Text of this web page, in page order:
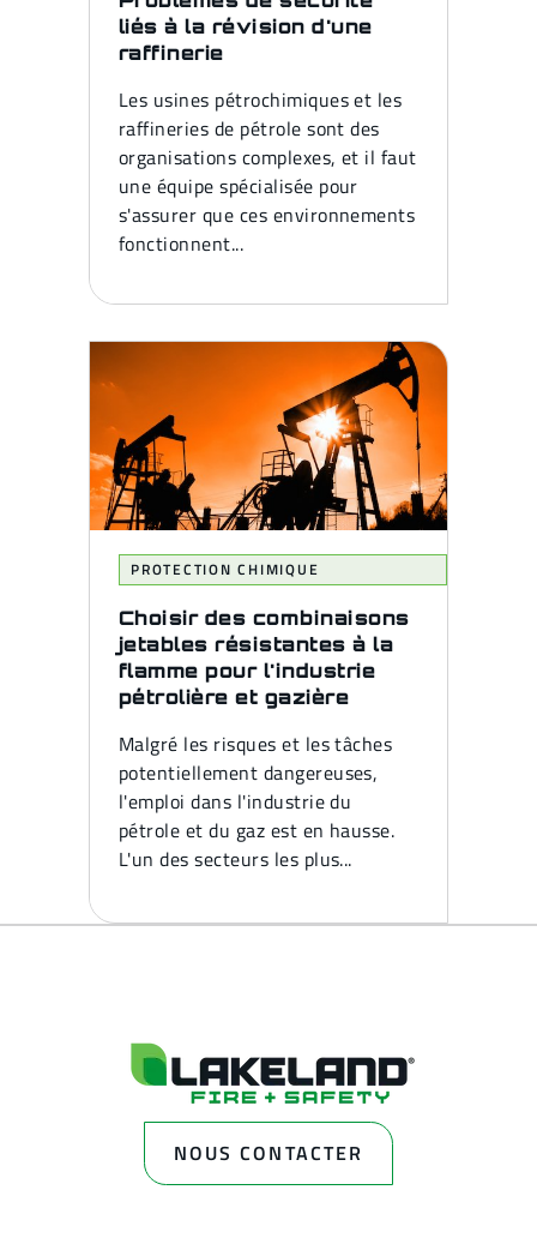
liés à la révision d'une
raffinerie
Les usines pétrochimiques et les
raffineries de pétrole sont des
organisations complexes, et il faut
une équipe spécialisée pour
s'assurer que ces environnements
fonctionnent...
PROTECTION CHIMIQUE
Choisir des combinaisons
jetables résistantes à la
flamme pour l'industrie
pétrolière et gazière
Malgré les risques et les tâches
potentiellement dangereuses,
l'emploi dans l'industrie du
pétrole et du gaz est en hausse.
L'un des secteurs les plus...
NOUS CONTACTER